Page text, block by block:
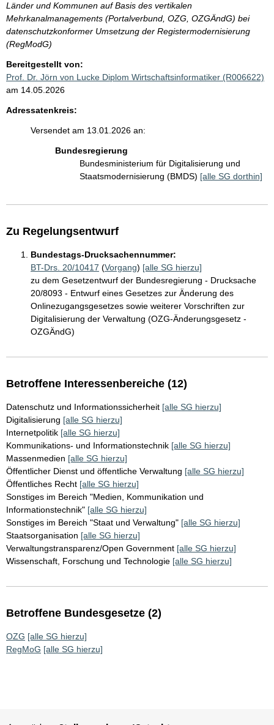
Länder und Kommunen auf Basis des vertikalen
Mehrkanalmanagements (Portalverbund, OZG, OZGÄndG) bei
datenschutzkonformer Umsetzung der Registermodernisierung
(RegModG)
Bereitgestellt von:
Prof. Dr. Jörn von Lucke Diplom Wirtschaftsinformatiker (R006622)
am 14.05.2026
Adressatenkreis:
Versendet am 13.01.2026 an:
Bundesregierung
Bundesministerium für Digitalisierung und
Staatsmodernisierung (BMDS) [alle SG dorthin]
Zu Regelungsentwurf
Bundestags-Drucksachennummer:
BT-Drs. 20/10417 (Vorgang) [alle SG hierzu]
zu dem Gesetzentwurf der Bundesregierung - Drucksache
20/8093 - Entwurf eines Gesetzes zur Änderung des
Onlinezugangsgesetzes sowie weiterer Vorschriften zur
Digitalisierung der Verwaltung (OZG-Änderungsgesetz -
OZGÄndG)
Betroffene Interessenbereiche (12)
Datenschutz und Informationssicherheit [alle SG hierzu]
Digitalisierung [alle SG hierzu]
Internetpolitik [alle SG hierzu]
Kommunikations- und Informationstechnik [alle SG hierzu]
Massenmedien [alle SG hierzu]
Öffentlicher Dienst und öffentliche Verwaltung [alle SG hierzu]
Öffentliches Recht [alle SG hierzu]
Sonstiges im Bereich "Medien, Kommunikation und
Informationstechnik" [alle SG hierzu]
Sonstiges im Bereich "Staat und Verwaltung" [alle SG hierzu]
Staatsorganisation [alle SG hierzu]
Verwaltungstransparenz/Open Government [alle SG hierzu]
Wissenschaft, Forschung und Technologie [alle SG hierzu]
Betroffene Bundesgesetze (2)
OZG [alle SG hierzu]
RegMoG [alle SG hierzu]